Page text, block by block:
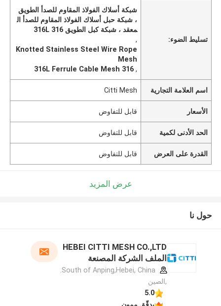
تسليط الضوء:
شبكة أسلاك الفولاذ المقاوم للصدأ الطويق
، شبكة حبل أسلاك الفولاذ المقاوم للصدأ ال
معقد ، شبكة كبل الطويق 316 316L
,
Knotted Stainless Steel Wire Rope
Mesh
,
316 316L Ferrule Cable Mesh
اسم العلامة التجارية Citti Mesh
الأسعار قابل للتفاوض
الحد الأدنى لكمية قابل للتفاوض
القدرة على العرض قابل للتفاوض
عرض المزيد
حول نا
HEBEI CITTI MESH CO.,LTD
الملف الشركة المصنعة
,الصين
5.0